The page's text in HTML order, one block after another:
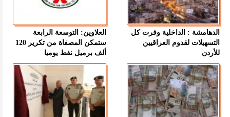
الدهامشة : الداخلية وفرت كل
التسهيلات لقدوم العراقيين
للأردن
العلاوين: التوسعة الرابعة
ستمكن المصفاة من تكرير 120
ألف برميل نفط يوميا